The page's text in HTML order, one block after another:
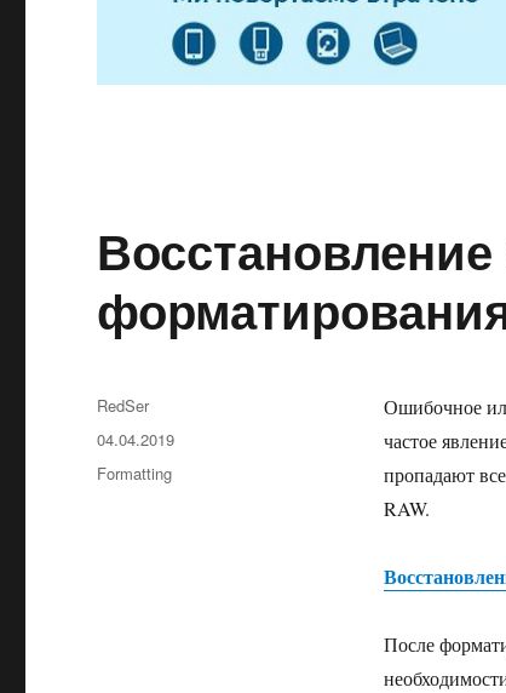
Ошибочное
частое
пропадают
RAW.
После
RedSer
04.04.2019
Formatting